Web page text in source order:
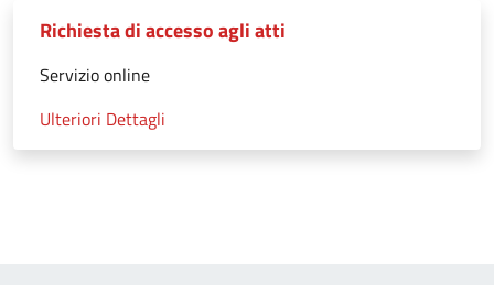
Richiesta di accesso agli atti
Servizio online
Ulteriori Dettagli